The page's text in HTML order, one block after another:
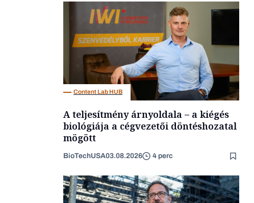
Content Lab HUB
A teljesítmény árnyoldala – a kiégés
biológiája a cégvezetői döntéshozatal
mögött
BioTechUSA03.08.2026 4 perc